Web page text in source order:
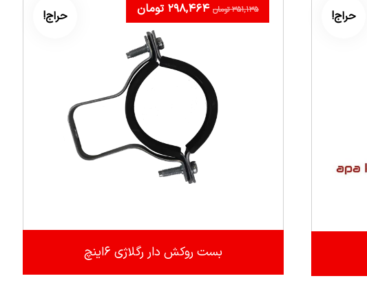
حراج!
بست روکش دار رگلاژی ۶اینچ
۳۵۱,۱۳۵تومان ۲۹۸,۴۶۴ تومان حراج!